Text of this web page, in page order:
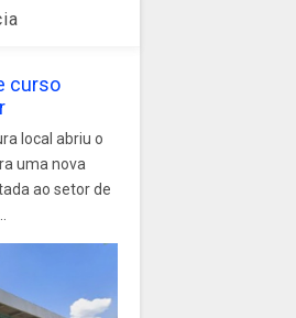
curso
local abriu o
uma nova
ao setor de